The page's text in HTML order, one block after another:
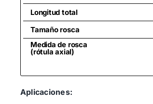
Longitud total
Tamaño rosca
Medida de rosca
(rótula axial)
Aplicaciones: